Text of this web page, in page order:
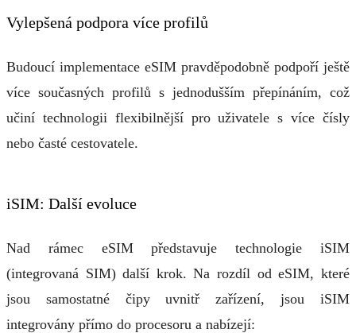
Vylepšená podpora více profilů
Budoucí implementace eSIM pravděpodobně podpoří ještě
více současných profilů s jednodušším přepínáním, což
učiní technologii flexibilnější pro uživatele s více čísly
nebo časté cestovatele.
iSIM: Další evoluce
Nad rámec eSIM představuje technologie iSIM
(integrovaná SIM) další krok. Na rozdíl od eSIM, které
jsou samostatné čipy uvnitř zařízení, jsou iSIM
integrovány přímo do procesoru a nabízejí: